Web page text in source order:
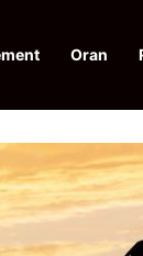
Oran
aux